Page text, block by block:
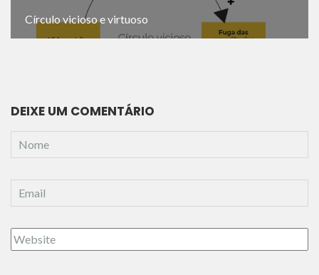
Círculo vicioso e virtuoso
DEIXE UM COMENTÁRIO